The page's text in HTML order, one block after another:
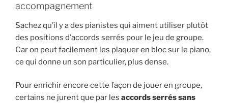
accompagnement
Sachez qu’il y a des pianistes qui aiment utiliser plutôt
des positions d’accords serrés pour le jeu de groupe.
Car on peut facilement les plaquer en bloc sur le piano,
ce qui donne un son particulier, plus dense.
Pour enrichir encore cette façon de jouer en groupe,
certains ne jurent que par les accords serrés sans